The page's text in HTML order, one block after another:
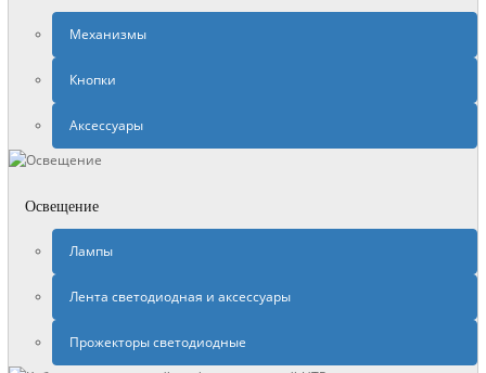
Механизмы
Кнопки
Аксессуары
Освещение
Лампы
Лента светодиодная и аксессуары
Прожекторы светодиодные